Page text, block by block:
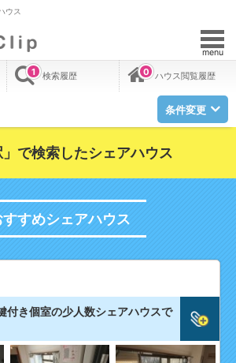
ウス
menu
検索履歴
1 ハウス閲覧履歴
0
条件変更
」で検索したシェアハウス
すすめシェアハウス
付き個室の少人数シェアハウスで